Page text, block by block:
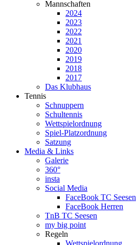
Mannschaften
2024
2023
2022
2021
2020
2019
2018
2017
Das Klubhaus
Tennis
Schnuppern
Schultennis
Wettspielordnung
Spiel-Platzordnung
Satzung
Media & Links
Galerie
360°
insta
Social Media
FaceBook TC Seesen
FaceBook Herren
TnB TC Seesen
my big point
Regeln
Wettspielordnung